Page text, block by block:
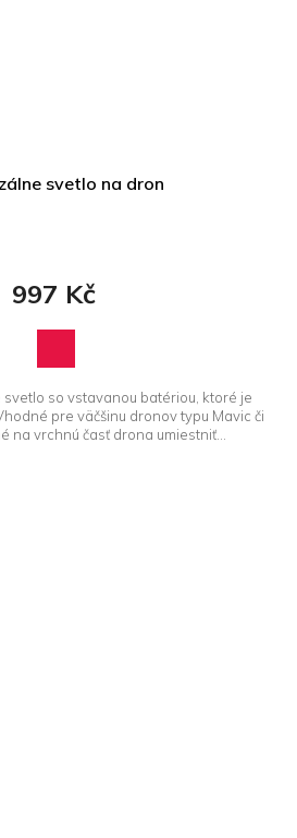
svetlo na dron
997 Kč
so vstavanou batériou, ktoré je
pre väčšinu dronov typu Mavic či
na vrchnú časť drona umiestniť...